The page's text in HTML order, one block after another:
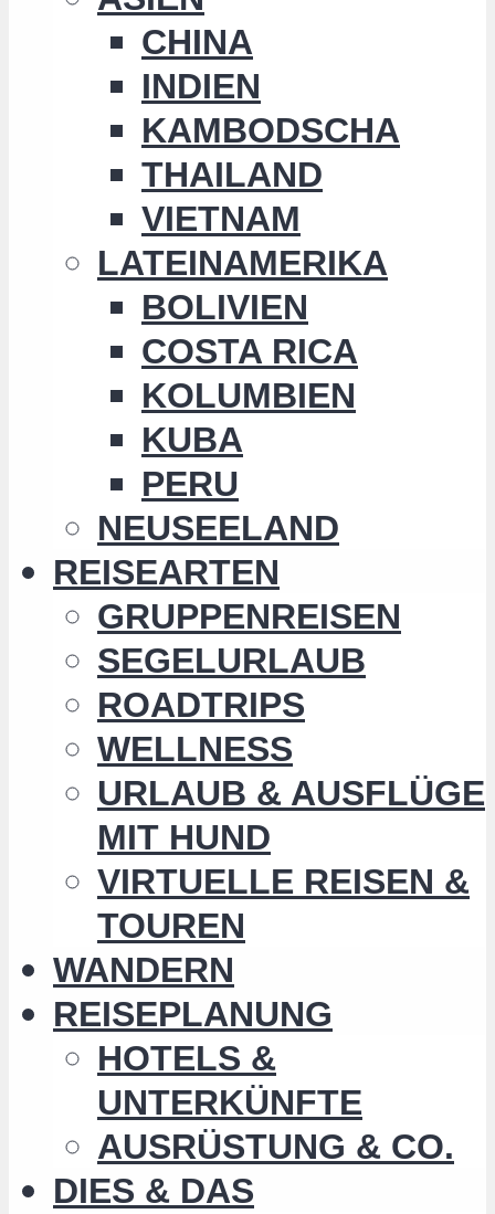
CHINA
INDIEN
KAMBODSCHA
THAILAND
VIETNAM
LATEINAMERIKA
BOLIVIEN
COSTA RICA
KOLUMBIEN
KUBA
PERU
NEUSEELAND
REISEARTEN
GRUPPENREISEN
SEGELURLAUB
ROADTRIPS
WELLNESS
URLAUB & AUSFLÜGE
MIT HUND
VIRTUELLE REISEN &
TOUREN
WANDERN
REISEPLANUNG
HOTELS &
UNTERKÜNFTE
AUSRÜSTUNG & CO.
DIES & DAS